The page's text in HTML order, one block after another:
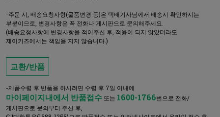
-주문 시, 배송요청사항(물품변경 등)은 택배기사님께서 배송시 확인하시는
부분이므로, 변경사항은 꼭 전화나 게시판으로 문의해주세요.
(배송요청사항에 변경사항을 적어주신 후, 적용이 되지 않았더라도
제이키즈에서는 책임을 지지 않습니다.)
교환/반품
-제품수령 후 반품을 하시려면 수령 후 7일 이내에
마이페이지내에서 반품접수 또는 1600-1766번으로 전화/
게시판으로 문의부터 주신 후,